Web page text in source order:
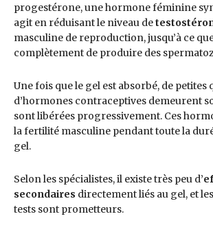
progestérone, une hormone féminine
agit en réduisant le niveau de
masculine de reproduction, jusqu’à ce
complètement de produire des
Une fois que le gel est absorbé, de petites
d’hormones contraceptives demeurent
sont libérées progressivement. Ces
la fertilité masculine pendant toute la
gel.
Selon les spécialistes, il existe très peu d’
secondaires directement liés au gel, et
tests sont prometteurs.